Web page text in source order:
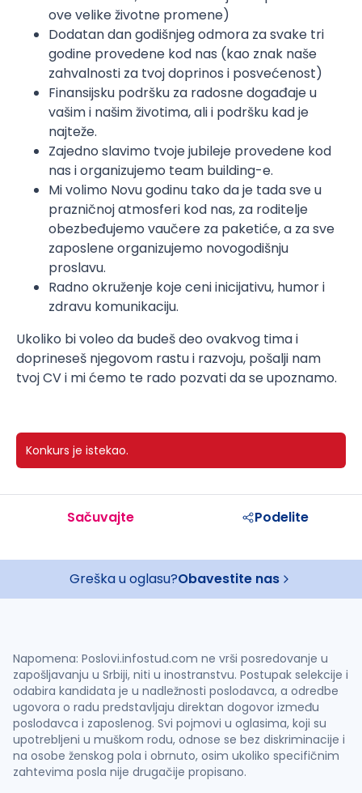
ove velike životne promene)
Dodatan dan godišnjeg odmora za svake tri
godine provedene kod nas (kao znak naše
zahvalnosti za tvoj doprinos i posvećenost)
Finansijsku podršku za radosne događaje u
vašim i našim životima, ali i podršku kad je
najteže.
Zajedno slavimo tvoje jubileje provedene kod
nas i organizujemo team building-e.
Mi volimo Novu godinu tako da je tada sve u
prazničnoj atmosferi kod nas, za roditelje
obezbeđujemo vaučere za paketiće, a za sve
zaposlene organizujemo novogodišnju
proslavu.
Radno okruženje koje ceni inicijativu, humor i
zdravu komunikaciju.
Ukoliko bi voleo da budeš deo ovakvog tima i
doprineseš njegovom rastu i razvoju, pošalji nam
tvoj CV i mi ćemo te rado pozvati da se upoznamo.
Konkurs je istekao.
Sačuvajte Podelite
Greška u oglasu?Obavestite nas
Napomena: Poslovi.infostud.com ne vrši posredovanje u
zapošljavanju u Srbiji, niti u inostranstvu. Postupak selekcije i
odabira kandidata je u nadležnosti poslodavca, a odredbe
ugovora o radu predstavljaju direktan dogovor između
poslodavca i zaposlenog. Svi pojmovi u oglasima, koji su
upotrebljeni u muškom rodu, odnose se bez diskriminacije i
na osobe ženskog pola i obrnuto, osim ukoliko specifičnim
zahtevima posla nije drugačije propisano.